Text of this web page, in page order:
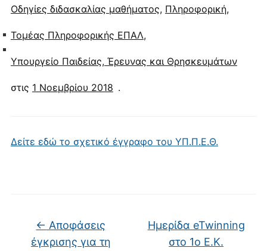
Οδηγίες διδασκαλίας μαθήματος, Πληροφορική,
Τομέας Πληροφορικής ΕΠΑΛ,
Υπουργείο Παιδείας, Έρευνας και Θρησκευμάτων
στις 1 Νοεμβρίου 2018 .
Δείτε εδώ το σχετικό έγγραφο του ΥΠ.Π.Ε.Θ.
← Αποφάσεις
έγκρισης για τη
Ημερίδα eTwinning
στo 1o E.K.